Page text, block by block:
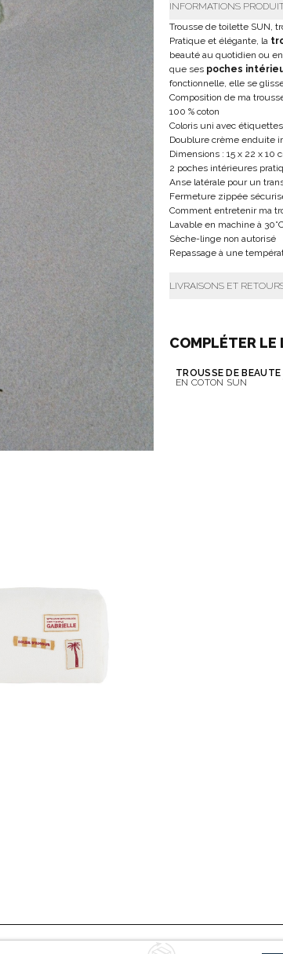
INFORMATIONS
Trousse de toilette SUN,
Pratique et élégante, la
beauté au quotidien ou
que ses poches
fonctionnelle, elle se
Composition de ma
100 % coton
Coloris uni avec
Doublure crème enduite
Dimensions : 15 x 22 x 10
2 poches intérieures
Anse latérale pour un
Fermeture zippée
Comment entretenir ma
Lavable en machine à
Sèche-linge non autorisé
Repassage à une
LIVRAISONS ET
COMPLÉTER LE
TROUSSE DE BEAUTÉ
EN COTON SUN